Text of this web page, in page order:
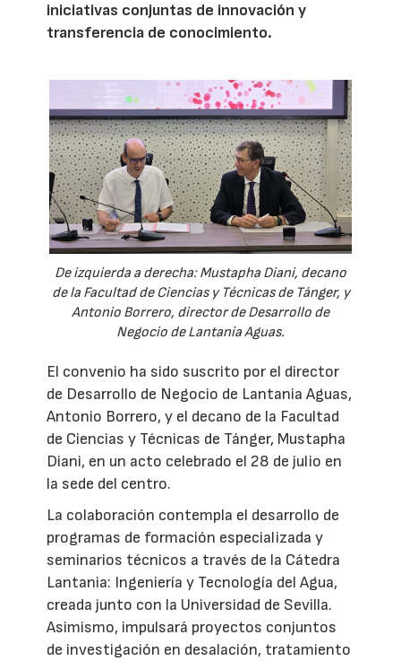
iniciativas conjuntas de innovación y
transferencia de conocimiento.
De izquierda a derecha: Mustapha Diani, decano
de la Facultad de Ciencias y Técnicas de Tánger, y
Antonio Borrero, director de Desarrollo de
Negocio de Lantania Aguas.
El convenio ha sido suscrito por el director
de Desarrollo de Negocio de Lantania Aguas,
Antonio Borrero, y el decano de la Facultad
de Ciencias y Técnicas de Tánger, Mustapha
Diani, en un acto celebrado el 28 de julio en
la sede del centro.
La colaboración contempla el desarrollo de
programas de formación especializada y
seminarios técnicos a través de la Cátedra
Lantania: Ingeniería y Tecnología del Agua,
creada junto con la Universidad de Sevilla.
Asimismo, impulsará proyectos conjuntos
de investigación en desalación, tratamiento